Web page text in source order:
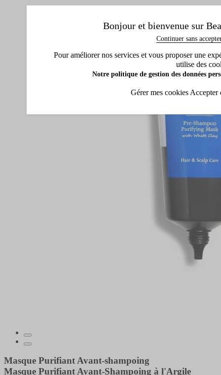
Masque Purifiant Avant-shampoing
Masque Purifiant Avant-Shampoing à l'Argile
Bonjour et bienvenue sur
Continuer sans
Pour améliorer nos services et vous proposer une
utilise des
Notre politique de gestion des données
Gérer mes cookies Accepter